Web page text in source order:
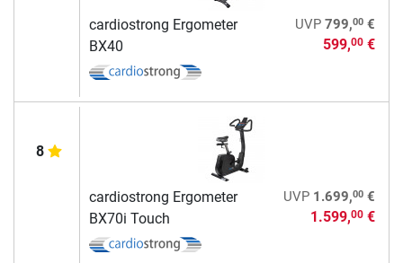
cardiostrong Ergometer
BX40
UVP 799,00€
599,00€
8
cardiostrong Ergometer
BX70i Touch
UVP 1.699,00€
1.599,00€